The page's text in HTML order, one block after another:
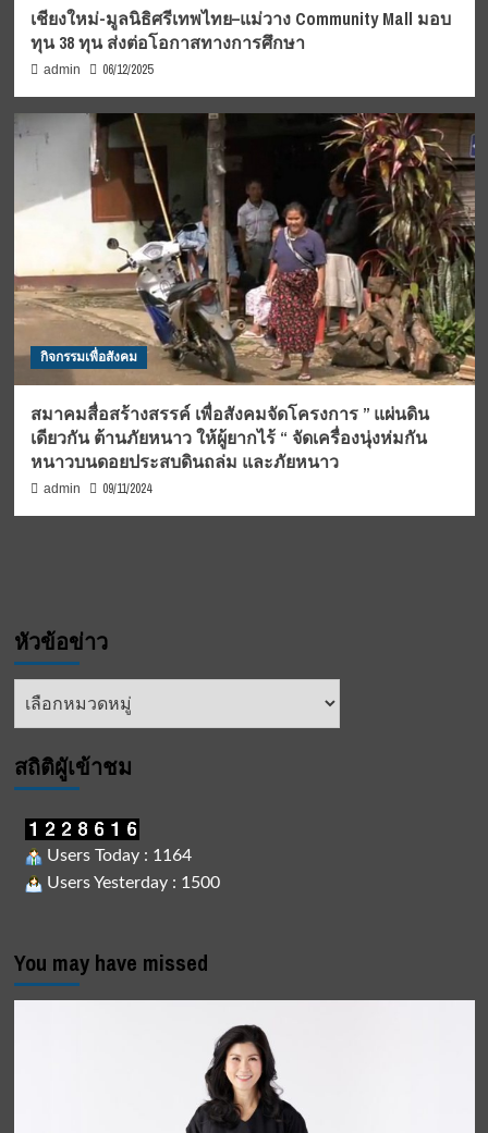
เชียงใหม่-มูลนิธิศรีเทพไทย–แม่วาง Community Mall มอบ
ทุน 38 ทุน ส่งต่อโอกาสทางการศึกษา
admin 06/12/2025
กิจกรรมเพื่อสังคม
สมาคมสื่อสร้างสรรค์ เพื่อสังคมจัดโครงการ ” แผ่นดิน
เดียวกัน ต้านภัยหนาว ให้ผู้ยากไร้ “ จัดเครื่องนุ่งห่มกัน
หนาวบนดอยประสบดินถล่ม และภัยหนาว
admin 09/11/2024
หัวข้อข่าว
หัวข้อ
สถิติผูัเข้าชม
Users Today : 1164
Users Yesterday : 1500
You may have missed